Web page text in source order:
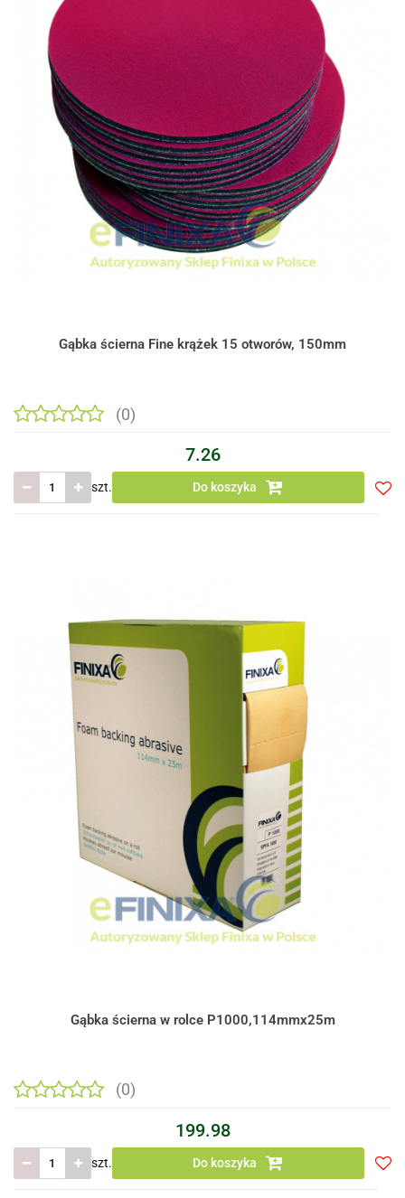
Gąbka ścierna Fine krążek 15 otworów, 150mm
(0)
7.26
szt. Do koszyka
Gąbka ścierna w rolce P1000,114mmx25m
(0)
199.98
szt. Do koszyka